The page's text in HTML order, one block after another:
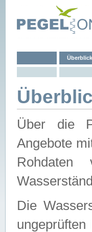
Überblick
Über die
Angebote
Rohdaten
Die